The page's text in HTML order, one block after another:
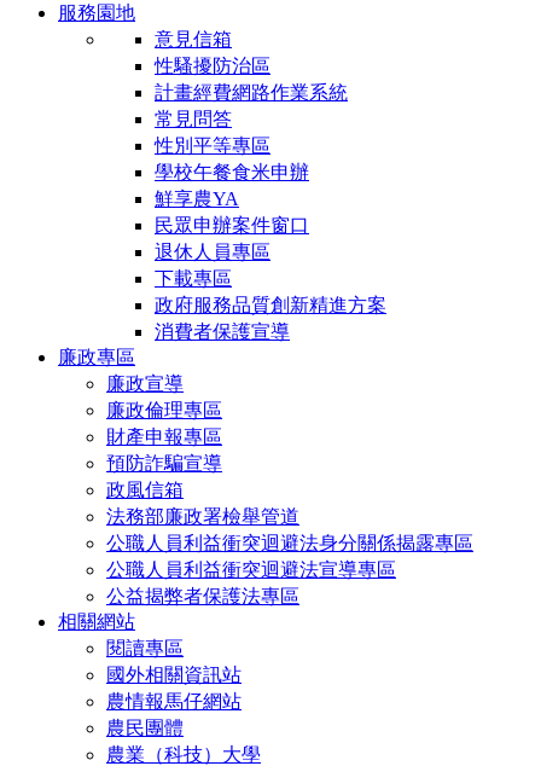
服務園地
意見信箱
性騷擾防治區
計畫經費網路作業系統
常見問答
性別平等專區
學校午餐食米申辦
鮮享農YA
民眾申辦案件窗口
退休人員專區
下載專區
政府服務品質創新精進方案
消費者保護宣導
廉政專區
廉政宣導
廉政倫理專區
財產申報專區
預防詐騙宣導
政風信箱
法務部廉政署檢舉管道
公職人員利益衝突迴避法身分關係揭露專區
公職人員利益衝突迴避法宣導專區
公益揭弊者保護法專區
相關網站
閱讀專區
國外相關資訊站
農情報馬仔網站
農民團體
農業（科技）大學